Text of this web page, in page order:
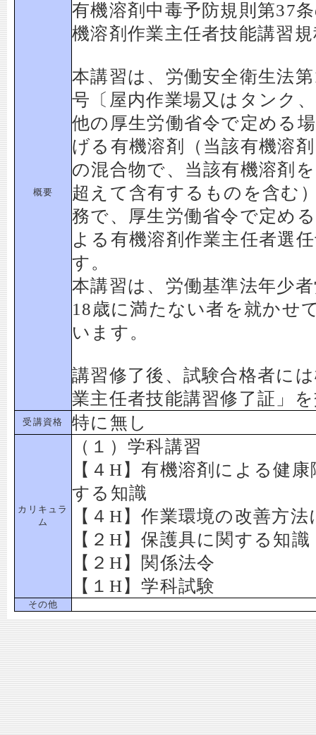
概要
有機溶剤中毒予防規則第37
機溶剤作業主任者技能講習
本講習は、労働安全衛生法
号〔屋内作業場又はタンク
他の厚生労働省令で定める
げる有機溶剤（当該有機溶
の混合物で、当該有機溶剤
超えて含有するものを含む
務で、厚生労働省令で定め
よる有機溶剤作業主任者選
す。
本講習は、労働基準法年少
18歳に満たない者を就かせ
います。
講習修了後、試験合格者に
業主任者技能講習修了証」
受講資格 特に無し
カリキュラ
ム
（１）学科講習
【４H】有機溶剤による健
する知識
【４H】作業環境の改善方
【２H】保護具に関する知識
【２H】関係法令
【１H】学科試験
その他